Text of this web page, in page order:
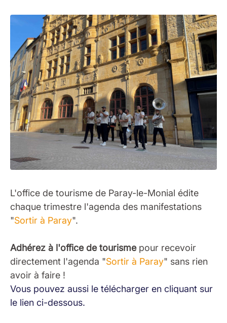
L'office de tourisme de Paray-le-Monial édite
chaque trimestre l'agenda des manifestations
"Sortir à Paray".
Adhérez à l'office de tourismepour recevoir
directement l'agenda "Sortir à Paray" sans rien
avoir à faire !
Vous pouvez aussi le télécharger en cliquant sur
le lien ci-dessous.